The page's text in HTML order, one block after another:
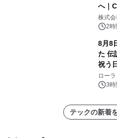
へ｜
ー需
株式
2時
8月8
た 伝
祝う
を展
催 英
アー
メー
ロー
3時
テックの新着